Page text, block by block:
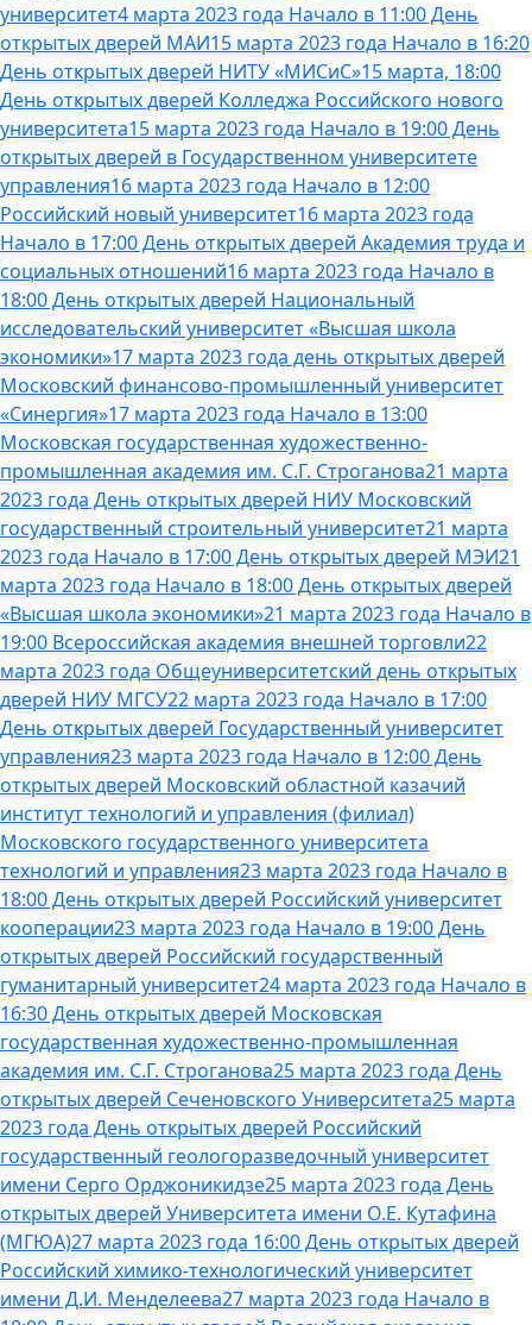
университет4 марта 2023 года Начало в 11:00 День
открытых дверей МАИ15 марта 2023 года Начало в 16:20
День открытых дверей НИТУ «МИСиС»15 марта, 18:00
День открытых дверей Колледжа Российского нового
университета15 марта 2023 года Начало в 19:00 День
открытых дверей в Государственном университете
управления16 марта 2023 года Начало в 12:00
Российский новый университет16 марта 2023 года
Начало в 17:00 День открытых дверей Академия труда и
социальных отношений16 марта 2023 года Начало в
18:00 День открытых дверей Национальный
исследовательский университет «Высшая школа
экономики»17 марта 2023 года день открытых дверей
Московский финансово-промышленный университет
«Синергия»17 марта 2023 года Начало в 13:00
Московская государственная художественно-
промышленная академия им. С.Г. Строганова21 марта
2023 года День открытых дверей НИУ Московский
государственный строительный университет21 марта
2023 года Начало в 17:00 День открытых дверей МЭИ21
марта 2023 года Начало в 18:00 День открытых дверей
«Высшая школа экономики»21 марта 2023 года Начало в
19:00 Всероссийская академия внешней торговли22
марта 2023 года Общеуниверситетский день открытых
дверей НИУ МГСУ22 марта 2023 года Начало в 17:00
День открытых дверей Государственный университет
управления23 марта 2023 года Начало в 12:00 День
открытых дверей Московский областной казачий
институт технологий и управления (филиал)
Московского государственного университета
технологий и управления23 марта 2023 года Начало в
18:00 День открытых дверей Российский университет
кооперации23 марта 2023 года Начало в 19:00 День
открытых дверей Российский государственный
гуманитарный университет24 марта 2023 года Начало в
16:30 День открытых дверей Московская
государственная художественно-промышленная
академия им. С.Г. Строганова25 марта 2023 года День
открытых дверей Сеченовского Университета25 марта
2023 года День открытых дверей Российский
государственный геологоразведочный университет
имени Серго Орджоникидзе25 марта 2023 года День
открытых дверей Университета имени О.Е. Кутафина
(МГЮА)27 марта 2023 года 16:00 День открытых дверей
Российский химико-технологический университет
имени Д.И. Менделеева27 марта 2023 года Начало в